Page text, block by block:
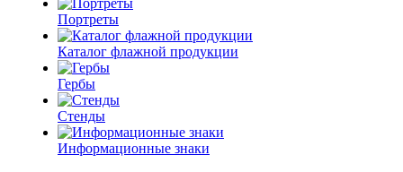
Портреты
Каталог флажной продукции
Гербы
Стенды
Информационные знаки